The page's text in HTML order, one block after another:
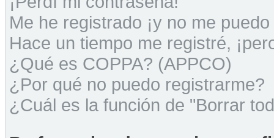
Me he registrado ¡y no me
Hace un tiempo me registré,
¿Qué es COPPA? (APPCO)
¿Por qué no puedo registrarme?
¿Cuál es la función de "Borrar